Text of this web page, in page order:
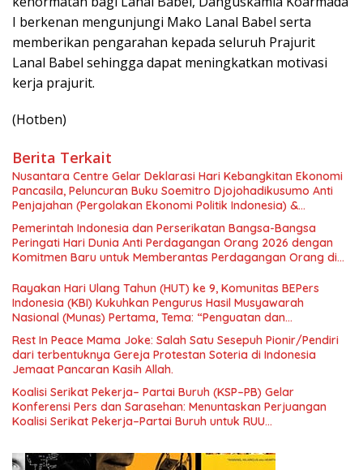
I berkenan mengunjungi Mako Lanal Babel serta
memberikan pengarahan kepada seluruh Prajurit
Lanal Babel sehingga dapat meningkatkan motivasi
kerja prajurit.
(Hotben)
Berita Terkait
Nusantara Centre Gelar Deklarasi Hari Kebangkitan Ekonomi
Pancasila, Peluncuran Buku Soemitro Djojohadikusumo Anti
Penjajahan (Pergolakan Ekonomi Politik Indonesia) &
Simposium Nasional “Urgensi Undang-Undang Perekonomian
Nasional dan Kesejahteraan Sosial dalam Menata Bangsa
Menuju Indonesia Emas 2045”,
Pemerintah Indonesia dan Perserikatan Bangsa-Bangsa
Peringati Hari Dunia Anti Perdagangan Orang 2026 dengan
Komitmen Baru untuk Memberantas Perdagangan Orang di
Rayakan Hari Ulang Tahun (HUT) ke 9, Komunitas BEPers
Indonesia (KBI) Kukuhkan Pengurus Hasil Musyawarah
Nasional (Munas) Pertama, Tema: “Penguatan dan
Pengembangan Organisasi KBI yang Berbasis Riset di seluruh
Indonesia dan Mancanegara”.
Rest In Peace Mama Joke: Salah Satu Sesepuh Pionir/Pendiri
dari terbentuknya Gereja Protestan Soteria di Indonesia
Jemaat Pancaran Kasih Allah.
Koalisi Serikat Pekerja– Partai Buruh (KSP–PB) Gelar
Konferensi Pers dan Sarasehan: Menuntaskan Perjuangan
Koalisi Serikat Pekerja–Partai Buruh untuk RUU